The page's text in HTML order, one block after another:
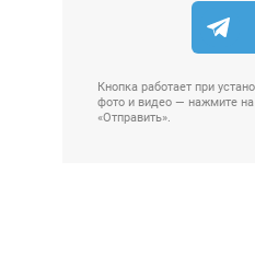
Кнопка работает при
фото и видео — нажмите на
«Отправить».